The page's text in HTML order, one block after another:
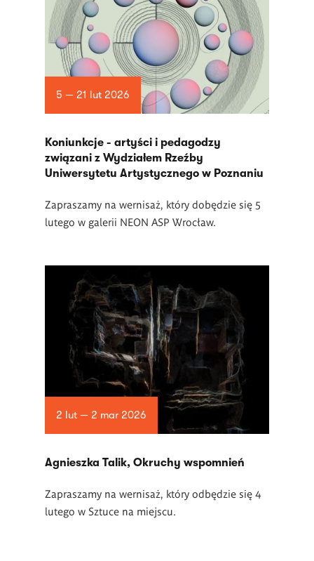
5 — 21 lut 2026
Koniunkcje - artyści i pedagodzy
związani z Wydziałem Rzeźby
Uniwersytetu Artystycznego w Poznaniu
Zapraszamy na wernisaż, który dobędzie się 5
lutego w galerii NEON ASP Wrocław.
2 lut — 2 mar 2026
Agnieszka Talik, Okruchy wspomnień
Zapraszamy na wernisaż, który odbędzie się 4
lutego w Sztuce na miejscu.